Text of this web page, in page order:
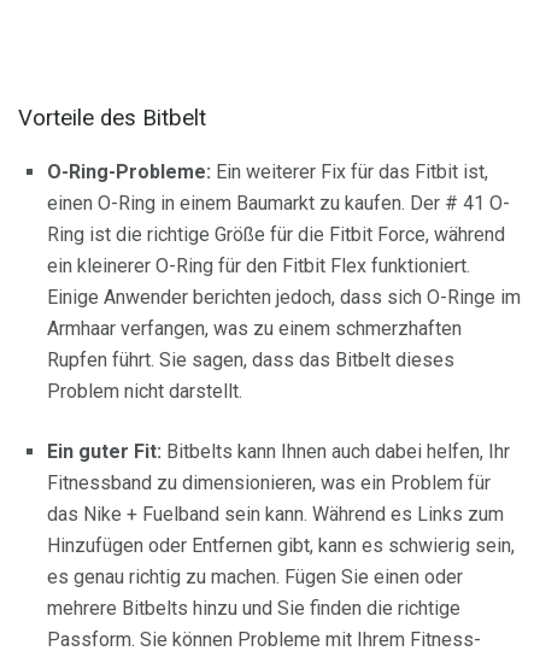
Vorteile des Bitbelt
O-Ring-Probleme: Ein weiterer Fix für das Fitbit ist,
einen O-Ring in einem Baumarkt zu kaufen. Der # 41 O-
Ring ist die richtige Größe für die Fitbit Force, während
ein kleinerer O-Ring für den Fitbit Flex funktioniert.
Einige Anwender berichten jedoch, dass sich O-Ringe im
Armhaar verfangen, was zu einem schmerzhaften
Rupfen führt. Sie sagen, dass das Bitbelt dieses
Problem nicht darstellt.
Ein guter Fit: Bitbelts kann Ihnen auch dabei helfen, Ihr
Fitnessband zu dimensionieren, was ein Problem für
das Nike + Fuelband sein kann. Während es Links zum
Hinzufügen oder Entfernen gibt, kann es schwierig sein,
es genau richtig zu machen. Fügen Sie einen oder
mehrere Bitbelts hinzu und Sie finden die richtige
Passform. Sie können Probleme mit Ihrem Fitness-